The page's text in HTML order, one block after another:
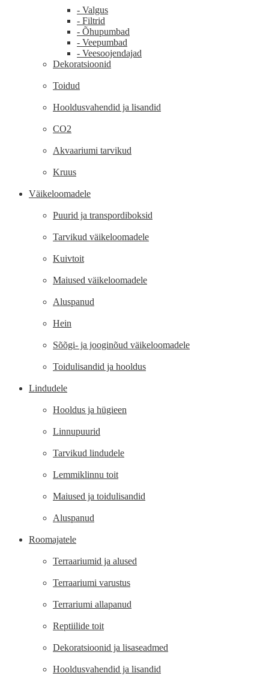
- Valgus
- Filtrid
- Õhupumbad
- Veepumbad
- Veesoojendajad
Dekoratsioonid
Toidud
Hooldusvahendid ja lisandid
CO2
Akvaariumi tarvikud
Kruus
Väikeloomadele
Puurid ja transpordiboksid
Tarvikud väikeloomadele
Kuivtoit
Maiused väikeloomadele
Aluspanud
Hein
Sõõgi- ja jooginõud väikeloomadele
Toidulisandid ja hooldus
Lindudele
Hooldus ja hügieen
Linnupuurid
Tarvikud lindudele
Lemmiklinnu toit
Maiused ja toidulisandid
Aluspanud
Roomajatele
Terraariumid ja alused
Terraariumi varustus
Terrariumi allapanud
Reptiilide toit
Dekoratsioonid ja lisaseadmed
Hooldusvahendid ja lisandid